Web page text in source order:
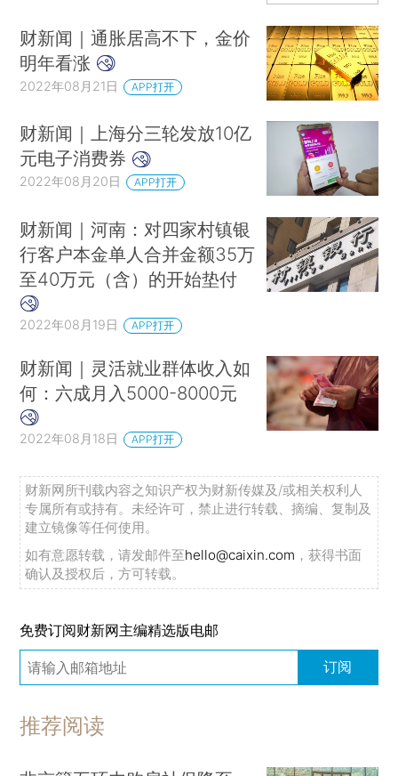
财新闻｜通胀居高不下，金价
明年看涨
2022年08月21日 APP打开
财新闻｜上海分三轮发放10亿
元电子消费券
2022年08月20日 APP打开
财新闻｜河南：对四家村镇银
行客户本金单人合并金额35万
至40万元（含）的开始垫付
2022年08月19日 APP打开
财新闻｜灵活就业群体收入如
何：六成月入5000-8000元
2022年08月18日 APP打开
财新网所刊载内容之知识产权为财新传媒及/或相关权利人
专属所有或持有。未经许可，禁止进行转载、摘编、复制及
建立镜像等任何使用。
如有意愿转载，请发邮件至hello@caixin.com ，获得书面
确认及授权后，方可转载。
免费订阅财新网主编精选版电邮
订阅
推荐阅读